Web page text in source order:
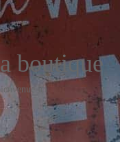
boutique
ici